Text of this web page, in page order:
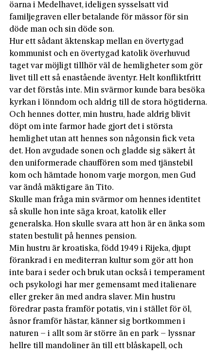
öarna i Medelhavet, ideligen sysselsatt vid
familjegraven eller betalande för mässor för sin
döde man och sin döde son.
Hur ett sådant äktenskap mellan en övertygad
kommunist och en övertygad katolik överhuvud
taget var möjligt tillhör väl de hemligheter som gör
livet till ett så enastående äventyr. Helt konfliktfritt
var det förstås inte. Min svärmor kunde bara besöka
kyrkan i lönndom och aldrig till de stora högtiderna.
Och hennes dotter, min hustru, hade aldrig blivit
döpt om inte farmor hade gjort det i största
hemlighet utan att hennes son någonsin fick veta
det. Hon avgudade sonen och gladde sig säkert åt
den uniformerade chauffören som med tjänstebil
kom och hämtade honom varje morgon, men Gud
var ändå mäktigare än Tito.
Skulle man fråga min svärmor om hennes identitet
så skulle hon inte säga kroat, katolik eller
generalska. Hon skulle svara att hon är en änka som
staten bestulit på hennes pension.
Min hustru är kroatiska, född 1949 i Rijeka, djupt
förankrad i en mediterran kultur som gör att hon
inte bara i seder och bruk utan också i temperament
och psykologi har mer gemensamt med italienare
eller greker än med andra slaver. Min hustru
föredrar pasta framför potatis, vin i stället för öl,
åsnor framför hästar, känner sig bortkommen i
naturen – i allt som är större än en park – lyssnar
hellre till mandoliner än till ett blåskapell, och